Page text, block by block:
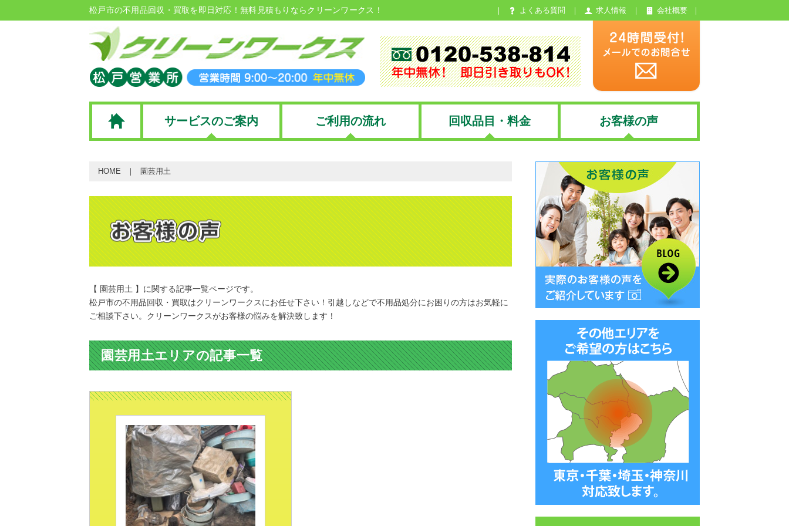
松戸市の不用品回収・買取を即日対応！無料見積もりならクリーンワークス！ よくある質問 求人情報 会社概要
サービスのご案内 ご利用の流れ 回収品目・料金 お客様の声
HOME 園芸用土
【 園芸用土 】に関する記事一覧ページです。
松戸市の不用品回収・買取はクリーンワークスにお任せ下さい！引越しなどで不用品処分にお困りの方はお気軽に
ご相談下さい。クリーンワークスがお客様の悩みを解決致します！
園芸用土エリアの記事一覧